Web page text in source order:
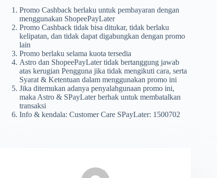
Promo Cashback berlaku untuk pembayaran dengan
menggunakan ShopeePayLater
Promo Cashback tidak bisa ditukar, tidak berlaku
kelipatan, dan tidak dapat digabungkan dengan promo
lain
Promo berlaku selama kuota tersedia
Astro dan ShopeePayLater tidak bertanggung jawab
atas kerugian Pengguna jika tidak mengikuti cara, serta
Syarat & Ketentuan dalam menggunakan promo ini
Jika ditemukan adanya penyalahgunaan promo ini,
maka Astro & SPayLater berhak untuk membatalkan
transaksi
Info & kendala: Customer Care SPayLater: 1500702